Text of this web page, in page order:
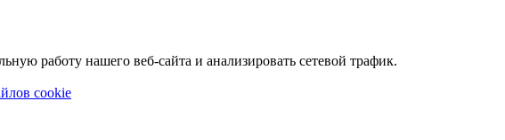
работу нашего веб-сайта и анализировать сетевой трафик.
cookie